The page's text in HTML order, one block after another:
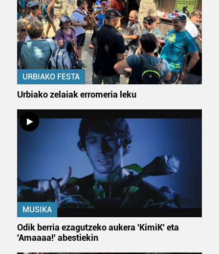
URBIAKO FESTA
Urbiako zelaiak erromeria leku
MUSIKA
Odik berria ezagutzeko aukera 'KimiK' eta
'Amaaaa!' abestiekin